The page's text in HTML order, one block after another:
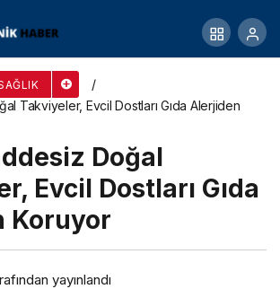
Takviyeler, Evcil Dostları Gıda Alerjiden
Doğal
Evcil Dostları Gıda
Koruyor
yayınlandı
çocuklarda görülen obezite
artışın nedenini araştıracak